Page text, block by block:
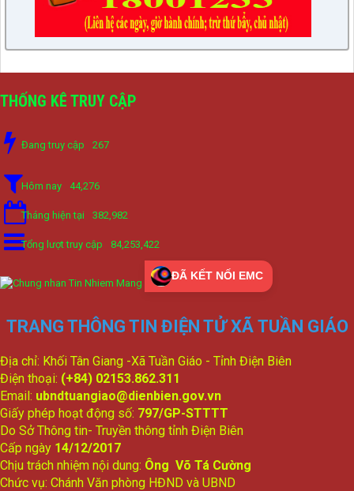
THỐNG KÊ TRUY CẬP
Đang truy cập 267
Hôm nay 44,276
Tháng hiện tại 382,982
Tổng lượt truy cập 84,253,422
ĐÃ KẾT NỐI EMC
TRANG THÔNG TIN ĐIỆN TỬ XÃ TUẦN GIÁO
Địa chỉ: Khối Tân Giang -Xã Tuần Giáo - Tỉnh Điện Biên
Điện thoại: (+84) 02153.862.311
Email: ubndtuangiao@dienbien.gov.vn
Giấy phép hoạt động số: 797/GP-STTTT
Do Sở Thông tin- Truyền thông tỉnh Điện Biên
Cấp ngày 14/12/2017
Chịu trách nhiệm nội dung: Ông Võ Tá Cường
Chức vụ: Chánh Văn phòng HĐND và UBND